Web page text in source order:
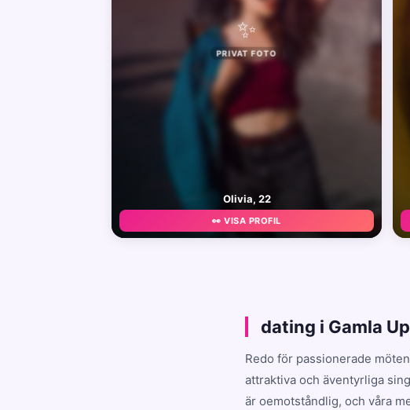
✨
PRIVAT FOTO
Olivia, 22
👀 VISA PROFIL
dating i Gamla
Redo för passionerade
attraktiva och äventyrliga
är oemotståndlig, och våra